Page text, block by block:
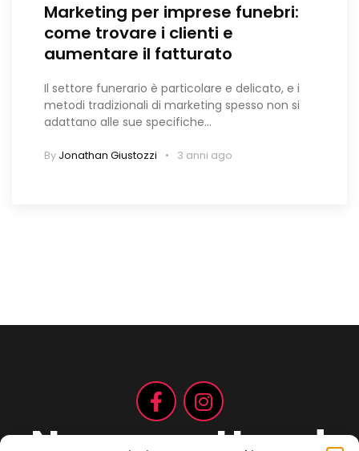
Marketing per imprese funebri:
come trovare i clienti e
aumentare il fatturato
Il settore funerario è particolare e delicato, e i
metodi tradizionali di marketing spesso non si
adattano alle sue specifiche…
By Jonathan Giustozzi 3 anni ago